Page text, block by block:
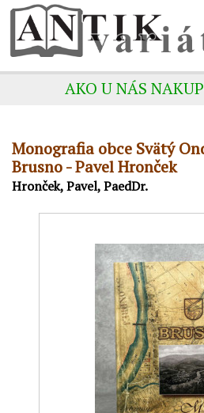
AKO U NÁS
Monografia obce Svätý
Brusno - Pavel Hronček
Hronček, Pavel, PaedDr.